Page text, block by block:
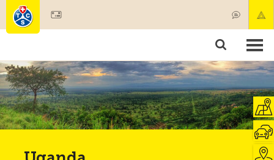
Mitgliedschaft & Leistungen
Test, Sicherheit & Gesundheit